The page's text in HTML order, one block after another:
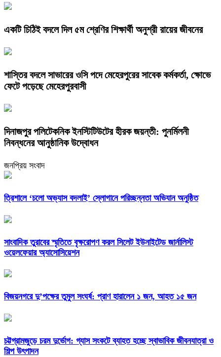
একটি চিঠিই বদলে দিল ৫ম শ্রেণির শিক্ষার্থী অনুশ্রী রায়ের জীবনের
শাস্তির বদলে সাভারের ওসি পদে মেহেরপুরের সাবেক কর্মকর্তা, ক্ষোভে
ফেটে পড়েছে মেহেরপুরবাসী
দিনাজপুর পলিটেকনিক ইনস্টিটিউটের হীরক জয়ন্তী: পুনর্মিলনী
নিবন্ধনের আনুষ্ঠানিক উদ্বোধন
জনপ্রিয় সংবাদ
‎ত্রিশালে ‘চলো অভ্যাস বদলাই’ স্লোগানে পরিচ্ছন্নতা অভিযান অনুষ্ঠিত
সাংবাদিক তুরাবের স্মৃতিতে বৃক্ষরোপণ করল সিলেট ইউনাইটেড জার্নালিস্ট
ওয়েলফেয়ার অ্যাসোসিয়েশন
বিজয়নগরে দু’পক্ষের তুমুল সংঘর্ষ: প্রাণ হারালেন ১ জন, আহত ১৫ জন
চট্টগ্রামজুড়ে চরম দুর্ভোগ: গ্যাস সংকটে ব্যাহত হচ্ছে স্বাভাবিক জীবনযাত্রা ও
শিল্প উৎপাদন